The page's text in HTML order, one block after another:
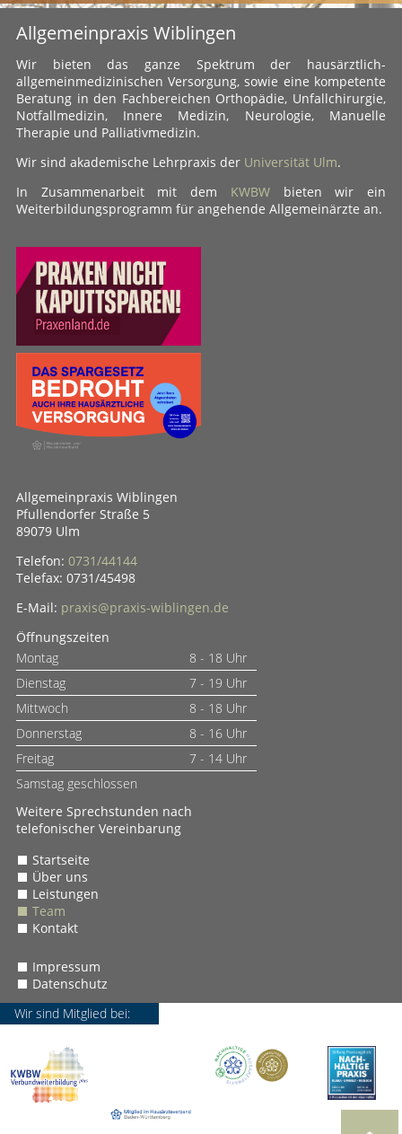
Allgemeinpraxis Wiblingen
Wir bieten das ganze Spektrum der hausärztlich-
allgemeinmedizinischen Versorgung, sowie eine kompetente
Beratung in den Fachbereichen Orthopädie, Unfallchirurgie,
Notfallmedizin, Innere Medizin, Neurologie, Manuelle
Therapie und Palliativmedizin.
Wir sind akademische Lehrpraxis der Universität Ulm.
In Zusammenarbeit mit dem KWBWbieten wir ein
Weiterbildungsprogramm für angehende Allgemeinärzte an.
Allgemeinpraxis Wiblingen
Pfullendorfer Straße 5
89079 Ulm
Telefon: 0731/44144
Telefax: 0731/45498
E-Mail: praxis@praxis-wiblingen.de
Öffnungszeiten
Montag
8 - 18 Uhr
Dienstag
7 - 19 Uhr
Mittwoch
8 - 18 Uhr
Donnerstag
8 - 16 Uhr
Freitag
7 - 14 Uhr
Samstag geschlossen
Weitere Sprechstunden nach
telefonischer Vereinbarung
Startseite
Über uns
Leistungen
Team
Kontakt
Impressum
Datenschutz
Wir sind Mitglied bei: